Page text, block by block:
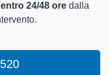
entro 24/48 ore dalla